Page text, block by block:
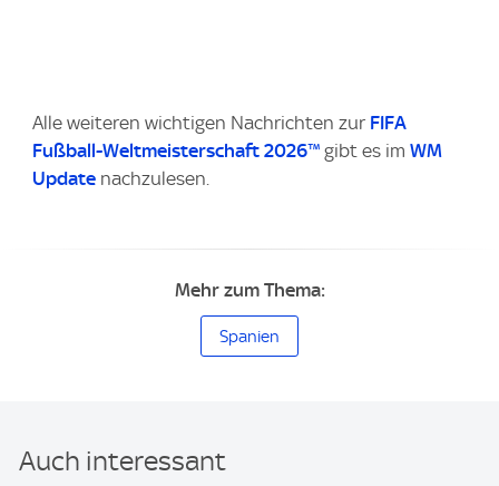
Alle weiteren wichtigen Nachrichten zur FIFA
Fußball-Weltmeisterschaft 2026™ gibt es im WM
Update nachzulesen.
Mehr zum Thema:
Spanien
Auch interessant